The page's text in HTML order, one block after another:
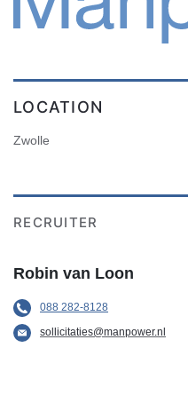
LOCATION
Zwolle
RECRUITER
Robin van Loon
088 282-8128
sollicitaties@manpower.nl